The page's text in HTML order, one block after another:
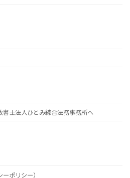
書士法人ひとみ綜合法務事務所へ
ポリシー）